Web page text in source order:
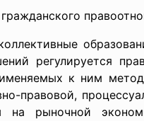
регулируется
к ним
правовой,
на рыночной